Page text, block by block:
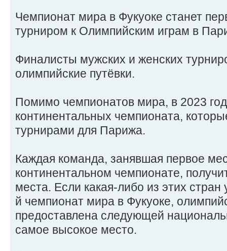
Чемпионат мира в Фукуоке станет
турниром к Олимпийским играм в
Финалисты мужских и женских
олимпийские путёвки.
Помимо чемпионатов мира, в 2023
континентальных чемпионата,
турнирами для Парижа.
Каждая команда, занявшая первое
континентальном чемпионате,
места. Если какая-либо из этих
й чемпионат мира в Фукуоке,
предоставлена ​​следующей
самое высокое место.